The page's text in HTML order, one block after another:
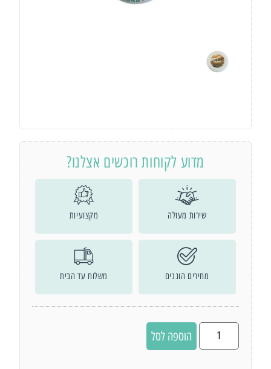
מדוע לקוחות רוכשים אצלנו?
שירות מעולה מקצועיות
מחירים הוגנים משלוח עד הבית
הוספה לסל